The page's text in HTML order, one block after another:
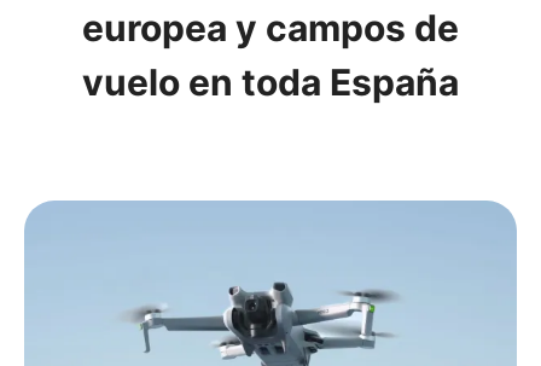
europea y campos de
vuelo en toda España